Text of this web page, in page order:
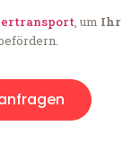
, um Ihr